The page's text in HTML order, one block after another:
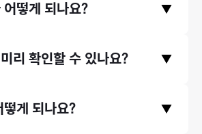
행/금융감독원에 보고되며 감독 됩니다. 이
블리와 같은 기업들에서도 모인 서비스를
떻게 되나요? ▼
받고있습니다. 따라서 송금 시 발생하는 수
리 확인할 수 있나요? ▼
송금액을 입력하고 하단에 수수료 비교 영
게 되나요? ▼